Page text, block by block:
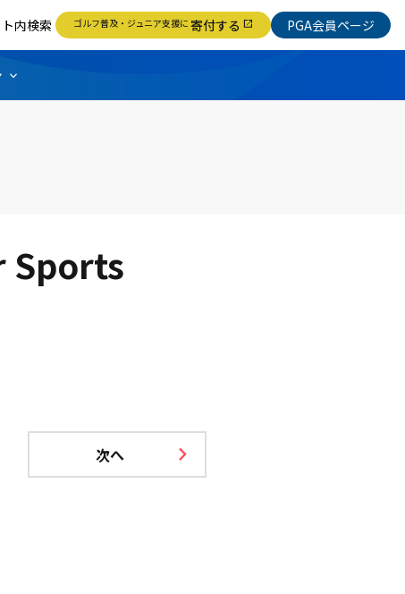
内検索 ゴルフ普及・ジュニア支援に 寄付する open_in_new PGA会員ページ
Sports
次へ